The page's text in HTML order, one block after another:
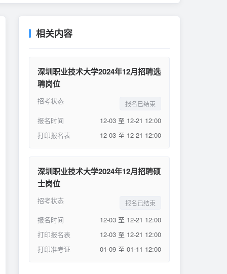
相关内容
深圳职业技术大学2024年12月招聘选
聘岗位
招考状态 报名已结束
报名时间
12-03 至 12-21 12:00
打印报名表
12-03 至 12-21 12:00
深圳职业技术大学2024年12月招聘硕
士岗位
招考状态 报名已结束
报名时间
12-03 至 12-21 12:00
打印报名表
12-03 至 12-21 12:00
打印准考证
01-09 至 01-11 12:00